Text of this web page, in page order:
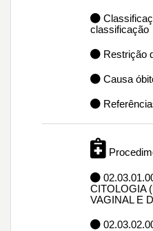
classificação
Restrição
Causa
CITOLOGIA
VAGINAL E